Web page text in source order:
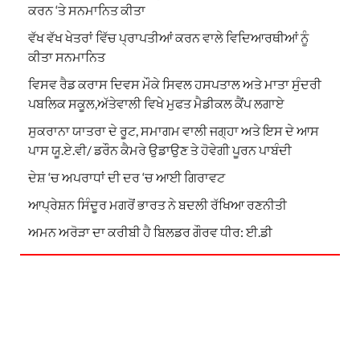
ਕਰਨ ‘ਤੇ ਸਨਮਾਨਿਤ ਕੀਤਾ
ਵੱਖ ਵੱਖ ਖੇਤਰਾਂ ਵਿੱਚ ਪ੍ਰਾਪਤੀਆਂ ਕਰਨ ਵਾਲੇ ਵਿਦਿਆਰਥੀਆਂ ਨੂੰ
ਕੀਤਾ ਸਨਮਾਨਿਤ
ਵਿਸਵ ਰੈਡ ਕਰਾਸ ਦਿਵਸ ਮੌਕੇ ਸਿਵਲ ਹਸਪਤਾਲ ਅਤੇ ਮਾਤਾ ਸੁੰਦਰੀ
ਪਬਲਿਕ ਸਕੂਲ,ਅੱਤੇਵਾਲੀ ਵਿਖੇ ਮੁਫਤ ਮੈਡੀਕਲ ਕੈਂਪ ਲਗਾਏ
ਸੁਕਰਾਨਾ ਯਾਤਰਾ ਦੇ ਰੂਟ, ਸਮਾਗਮ ਵਾਲੀ ਜਗ੍ਹਾ ਅਤੇ ਇਸ ਦੇ ਆਸ
ਪਾਸ ਯੂ.ਏ.ਵੀ/ ਡਰੌਨ ਕੈਮਰੇ ਉਡਾਉਣ ਤੇ ਹੋਵੇਗੀ ਪੂਰਨ ਪਾਬੰਦੀ
ਦੇਸ਼ ‘ਚ ਅਪਰਾਧਾਂ ਦੀ ਦਰ ‘ਚ ਆਈ ਗਿਰਾਵਟ
ਆਪ੍ਰੇਸ਼ਨ ਸਿੰਦੂਰ ਮਗਰੋਂ ਭਾਰਤ ਨੇ ਬਦਲੀ ਰੱਖਿਆ ਰਣਨੀਤੀ
ਅਮਨ ਅਰੋੜਾ ਦਾ ਕਰੀਬੀ ਹੈ ਬਿਲਡਰ ਗੌਰਵ ਧੀਰ: ਈ.ਡੀ